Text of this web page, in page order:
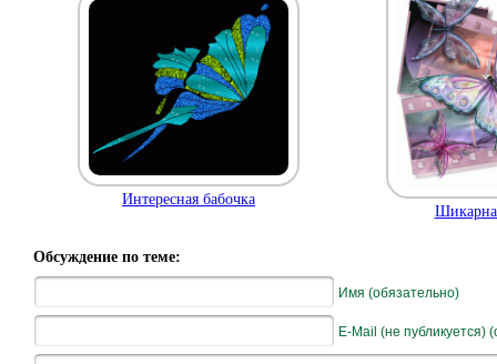
Интересная бабочка
Обсуждение по теме:
Имя (обязательно)
E-Mail (не публикуется)